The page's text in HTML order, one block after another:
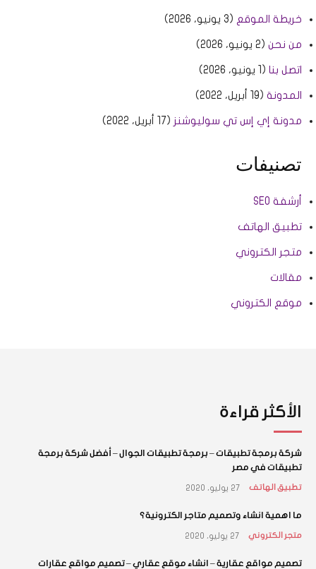
خريطة الموقع (3 يونيو، 2026)
من نحن (2 يونيو، 2026)
اتصل بنا (1 يونيو، 2026)
المدونة (19 أبريل، 2022)
مدونة إي إس تي سوليوشنز (17 أبريل، 2022)
تصنيفات
أرشفة SEO
تطبيق الهاتف
متجر الكتروني
مقالات
موقع الكتروني
الأكثر قراءة
شركة برمجة تطبيقات – برمجة تطبيقات الجوال – أفضل شركة برمجة
تطبيقات في مصر
تطبيق الهاتف 27 يوليو، 2020
ما اهمية انشاء وتصميم متاجر الكترونية؟
متجر الكتروني 27 يوليو، 2020
تصميم مواقع عقارية – انشاء موقع عقاري – تصميم مواقع عقارات